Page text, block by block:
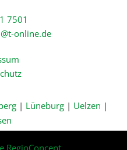
7501
online.de
| Lüneburg| Uelzen |
RegioConcept